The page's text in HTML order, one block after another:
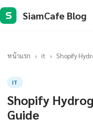
S SiamCafe Blog
หน้าแรก › it › Shopify
IT
Shopify
Guide